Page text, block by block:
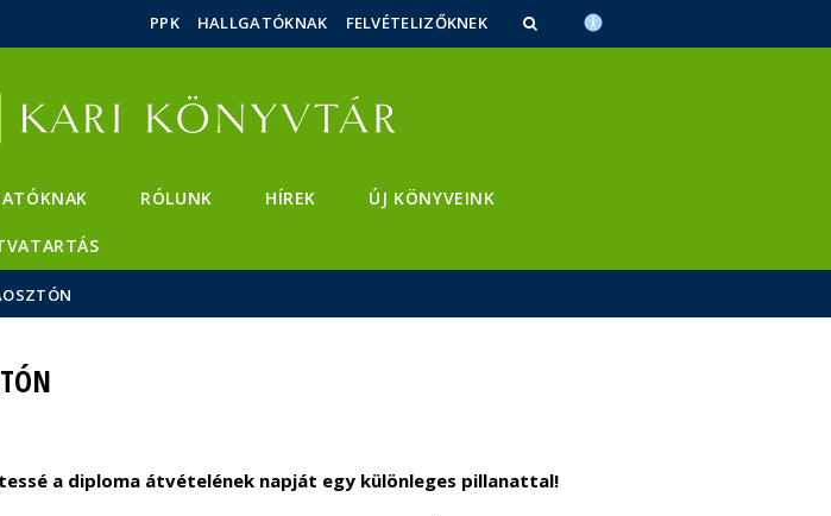
PPK HALLGATÓKNAK FELVÉTELIZŐKNEK
RÓLUNK HÍREK ÚJ KÖNYVEINK
a diploma átvételének napját egy különleges pillanattal!